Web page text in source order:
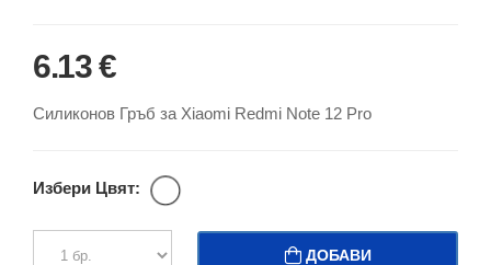
6.13 €
Силиконов Гръб за Xiaomi Redmi Note 12 Pro
Избери Цвят:
ДОБАВИ